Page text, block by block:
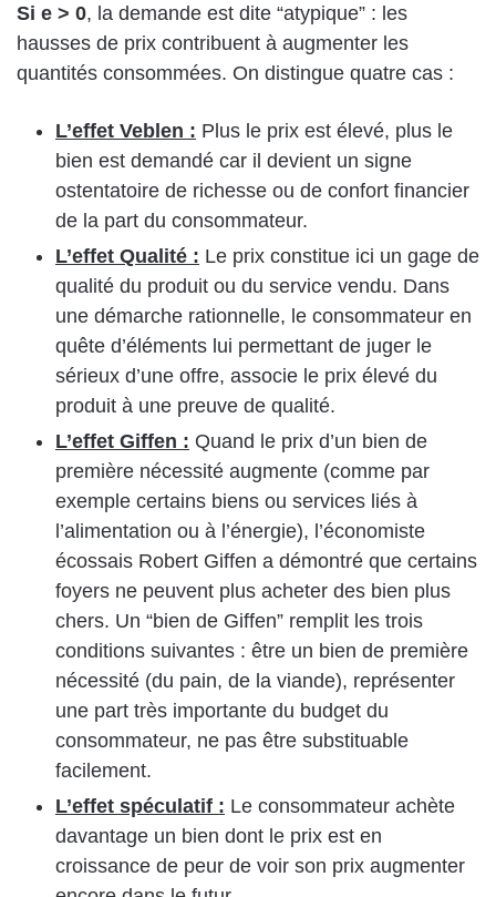
Si e > 0, la demande est dite “atypique” : les
hausses de prix contribuent à augmenter les
quantités consommées. On distingue quatre cas :
L’effet Veblen : Plus le prix est élevé, plus le
bien est demandé car il devient un signe
ostentatoire de richesse ou de confort financier
de la part du consommateur.
L’effet Qualité : Le prix constitue ici un gage de
qualité du produit ou du service vendu. Dans
une démarche rationnelle, le consommateur en
quête d’éléments lui permettant de juger le
sérieux d’une offre, associe le prix élevé du
produit à une preuve de qualité.
L’effet Giffen : Quand le prix d’un bien de
première nécessité augmente (comme par
exemple certains biens ou services liés à
l’alimentation ou à l’énergie), l’économiste
écossais Robert Giffen a démontré que certains
foyers ne peuvent plus acheter des bien plus
chers. Un “bien de Giffen” remplit les trois
conditions suivantes : être un bien de première
nécessité (du pain, de la viande), représenter
une part très importante du budget du
consommateur, ne pas être substituable
facilement.
L’effet spéculatif : Le consommateur achète
davantage un bien dont le prix est en
croissance de peur de voir son prix augmenter